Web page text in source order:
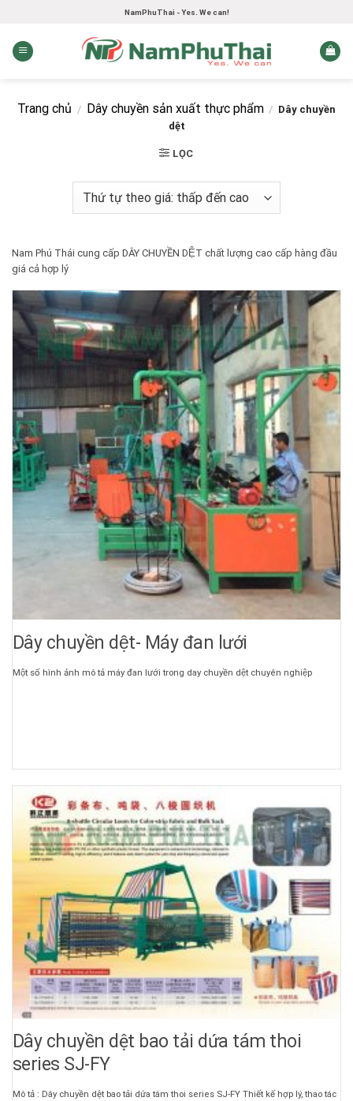
content
NamPhuThai - Yes. We can!
Trang chủ / Dây chuyền sản xuất thực phẩm / Dây chuyền
dệt
LỌC
Nam Phú Thái cung cấp DÂY CHUYỀN DỆT chất lượng cao cấp hàng đầu
giá cả hợp lý
Dây chuyền dệt- Máy đan lưới
Một số hình ảnh mô tả máy đan lưới trong day chuyền dệt chuyên nghiệp
Dây chuyền dệt bao tải dứa tám thoi
series SJ-FY
Mô tả : Dây chuyền dệt bao tải dứa tám thoi series SJ-FY Thiết kế hợp lý, thao tác